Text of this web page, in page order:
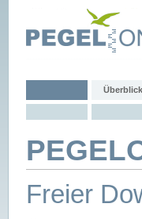
Überblick
Freier